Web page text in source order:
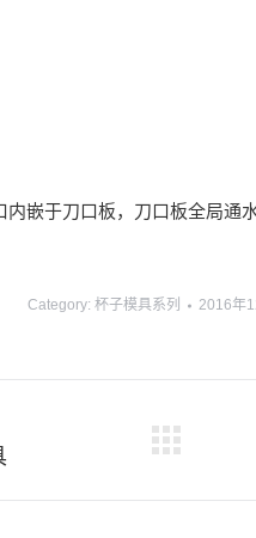
嵌于刀口板，刀口板全局通
Category: 杯子模具系列 2016年